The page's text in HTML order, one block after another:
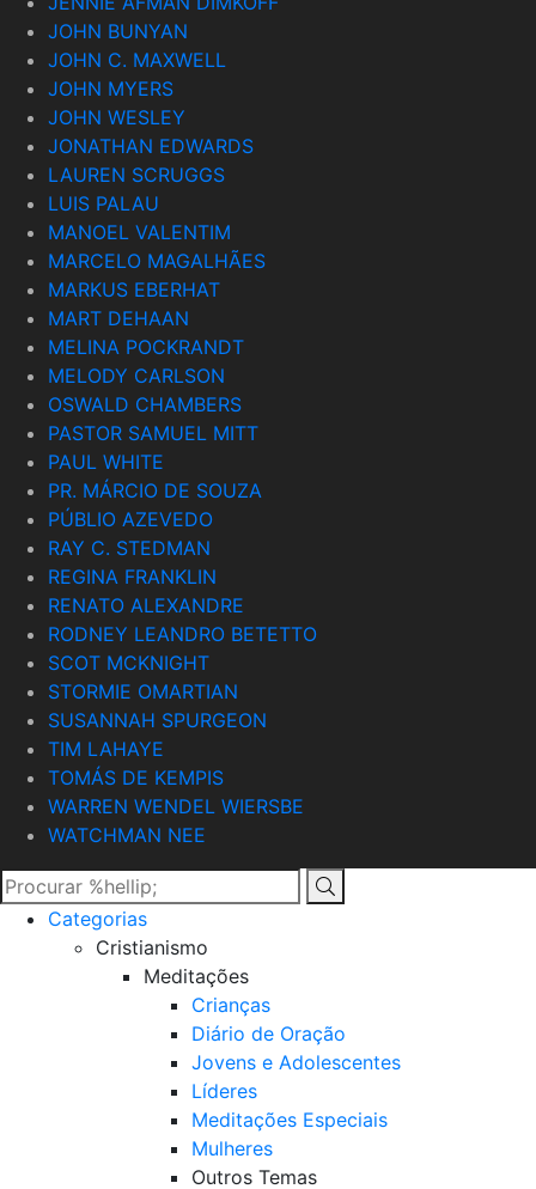
JOHN BUNYAN
JOHN C. MAXWELL
JOHN MYERS
JOHN WESLEY
JONATHAN EDWARDS
LAUREN SCRUGGS
LUIS PALAU
MANOEL VALENTIM
MARCELO MAGALHÃES
MARKUS EBERHAT
MART DEHAAN
MELINA POCKRANDT
MELODY CARLSON
OSWALD CHAMBERS
PASTOR SAMUEL MITT
PAUL WHITE
PR. MÁRCIO DE SOUZA
PÚBLIO AZEVEDO
RAY C. STEDMAN
REGINA FRANKLIN
RENATO ALEXANDRE
RODNEY LEANDRO BETETTO
SCOT MCKNIGHT
STORMIE OMARTIAN
SUSANNAH SPURGEON
TIM LAHAYE
TOMÁS DE KEMPIS
WARREN WENDEL WIERSBE
WATCHMAN NEE
Categorias
Cristianismo
Meditações
Crianças
Diário de Oração
Jovens e Adolescentes
Líderes
Meditações Especiais
Mulheres
Outros Temas